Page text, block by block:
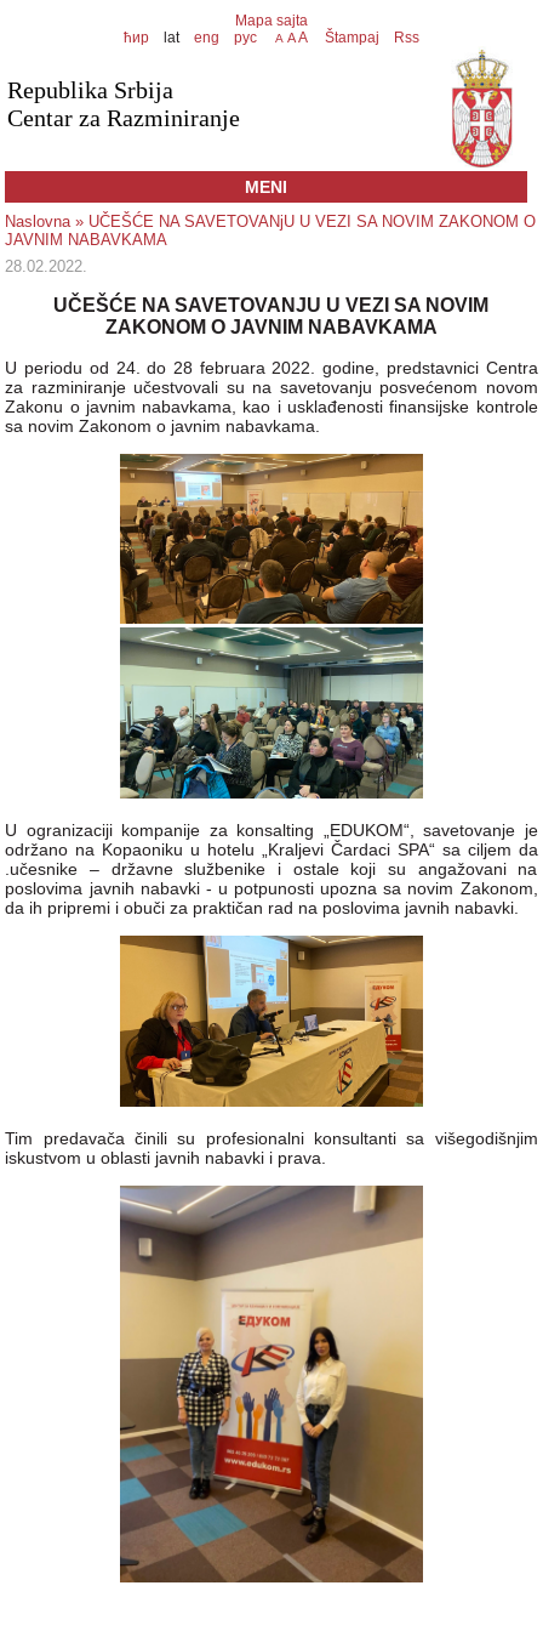
Mapa sajta
ћирlat eng рус A AA Štampaj Rss
Republika Srbija
Centar za Razminiranje
MENI
Naslovna» UČEŠĆE NA SAVETOVANjU U VEZI SA NOVIM ZAKONOM O
JAVNIM NABAVKAMA
28.02.2022.
UČEŠĆE NA SAVETOVANJU U VEZI SA NOVIM
ZAKONOM O JAVNIM NABAVKAMA
U periodu od 24. do 28 februara 2022. godine, predstavnici Centra
za razminiranje učestvovali su na savetovanju posvećenom novom
Zakonu o javnim nabavkama, kao i usklađenosti finansijske kontrole
sa novim Zakonom o javnim nabavkama.
U ogranizaciji kompanije za konsalting „EDUKOM“, savetovanje je
održano na Kopaoniku u hotelu „Kraljevi Čardaci SPA“ sa ciljem da
.učesnike – državne službenike i ostale koji su angažovani na
poslovima javnih nabavki - u potpunosti upozna sa novim Zakonom,
da ih pripremi i obuči za praktičan rad na poslovima javnih nabavki.
Tim predavača činili su profesionalni konsultanti sa višegodišnjim
iskustvom u oblasti javnih nabavki i prava.